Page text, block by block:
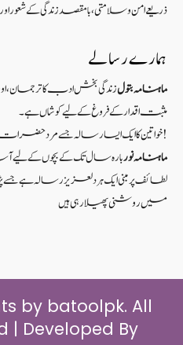
ذریعےامن و سلامتی ، بامقصد زندگی کے
ہمارے رسالے
ماہنامہ بتولزندگی بخش ادب کا
مثبت اقدار کے فروغ کے لیے کوشاں ہے۔
خواتین کا ایک ایسا رسالہ جسے مرد حضرات بھی دلچسپی سے پڑھ سکتے ہیں!
ماہنامہ نوربارہ سال تک کے بچوں کے لیے
لطائف پر مبنی ایک ہر دلعزیز رسالہ ہے
میں روشنی پھیلا رہی ہیں
by batoolpk. All
| Developed By